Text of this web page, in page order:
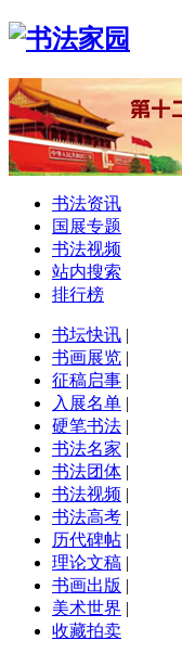
书法资讯
国展专题
书法视频
站内搜索
排行榜
书坛快讯 |
书画展览 |
征稿启事 |
入展名单 |
硬笔书法 |
书法名家 |
书法团体 |
书法视频 |
书法高考 |
历代碑帖 |
理论文稿 |
书画出版 |
美术世界 |
收藏拍卖